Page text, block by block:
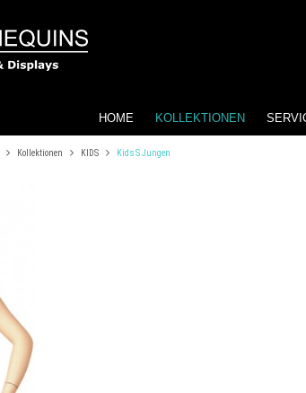
HOME KOLLEKTIONEN
Kollektionen KIDS Kids S Jungen